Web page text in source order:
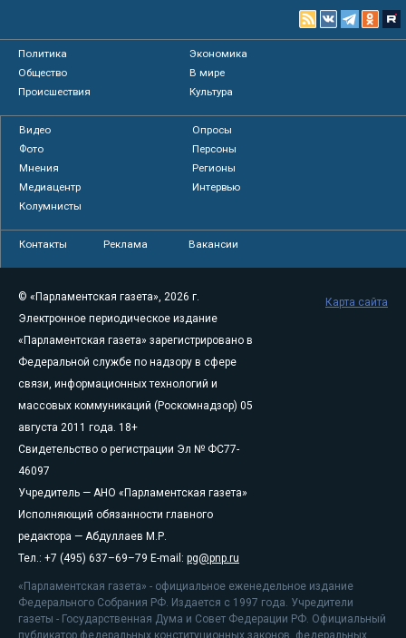
Политика
Экономика
Общество
В мире
Происшествия
Культура
Видео
Опросы
Фото
Персоны
Мнения
Регионы
Медиацентр
Интервью
Колумнисты
Контакты Реклама Вакансии
© «Парламентская газета», 2026 г.
Электронное периодическое издание
«Парламентская газета» зарегистрировано в
Федеральной службе по надзору в сфере
связи, информационных технологий и
массовых коммуникаций (Роскомнадзор) 05
августа 2011 года. 18+
Свидетельство о регистрации Эл № ФС77-
46097
Учредитель — АНО «Парламентская газета»
Исполняющий обязанности главного
редактора — Абдуллаев М.Р.
Тел.: +7 (495) 637–69–79 E-mail: pg@pnp.ru
«Парламентская газета» - официальное еженедельное издание
Федерального Собрания РФ. Издается с 1997 года. Учредители
газеты - Государственная Дума и Совет Федерации РФ. Официальный
публикатор федеральных конституционных законов, федеральных
Карта сайта